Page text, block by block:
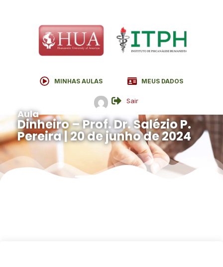
MINHAS AULAS MEUS DADOS
Sair
Aula
Dinheiro – Prof. Dr. Salézio P.
Pereira | 20 de junho de 2024